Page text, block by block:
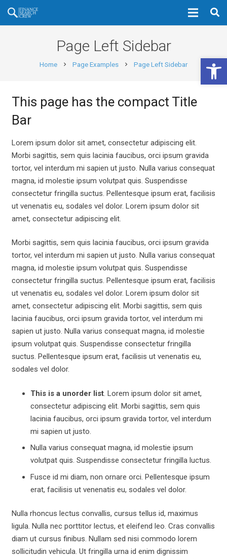
Page Left Sidebar
Home chevron_right Page Examples chevron_right Page Left Sidebar
This page has the compact Title
Bar
Lorem ipsum dolor sit amet, consectetur adipiscing elit.
Morbi sagittis, sem quis lacinia faucibus, orci ipsum gravida
tortor, vel interdum mi sapien ut justo. Nulla varius consequat
magna, id molestie ipsum volutpat quis. Suspendisse
consectetur fringilla suctus. Pellentesque ipsum erat, facilisis
ut venenatis eu, sodales vel dolor. Lorem ipsum dolor sit
amet, consectetur adipiscing elit.
Morbi sagittis, sem quis lacinia faucibus, orci ipsum gravida
tortor, vel interdum mi sapien ut justo. Nulla varius consequat
magna, id molestie ipsum volutpat quis. Suspendisse
consectetur fringilla suctus. Pellentesque ipsum erat, facilisis
ut venenatis eu, sodales vel dolor. Lorem ipsum dolor sit
amet, consectetur adipiscing elit. Morbi sagittis, sem quis
lacinia faucibus, orci ipsum gravida tortor, vel interdum mi
sapien ut justo. Nulla varius consequat magna, id molestie
ipsum volutpat quis. Suspendisse consectetur fringilla
suctus. Pellentesque ipsum erat, facilisis ut venenatis eu,
sodales vel dolor.
This is a unorder list . Lorem ipsum dolor sit amet,
consectetur adipiscing elit. Morbi sagittis, sem quis
lacinia faucibus, orci ipsum gravida tortor, vel interdum
mi sapien ut justo.
Nulla varius consequat magna, id molestie ipsum
volutpat quis. Suspendisse consectetur fringilla luctus.
Fusce id mi diam, non ornare orci. Pellentesque ipsum
erat, facilisis ut venenatis eu, sodales vel dolor.
Nulla rhoncus lectus convallis, cursus tellus id, maximus
ligula. Nulla nec porttitor lectus, et eleifend leo. Cras convallis
diam ut cursus finibus. Nullam sed nisi commodo lorem
sollicitudin vehicula. Ut fringilla urna id enim dignissim